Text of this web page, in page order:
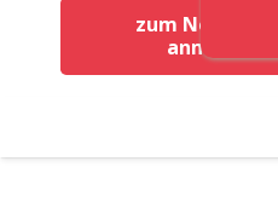
zum
anmelden